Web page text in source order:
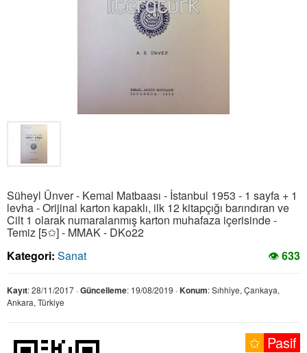
Süheyl Ünver - Kemal Matbaası - İstanbul 1953 - 1 sayfa + 1
levha - Orijinal karton kapaklı, ilk 12 kitapçığı barındıran ve
Cilt 1 olarak numaralanmış karton muhafaza içerisinde -
Temiz [5✩] - MMAK - DKo22
Kategori: Sanat 👁633
Kayıt: 28/11/2017 ·Güncelleme: 19/08/2019 ·Konum: Sıhhiye, Çankaya,
Ankara, Türkiye
Pasif
✩